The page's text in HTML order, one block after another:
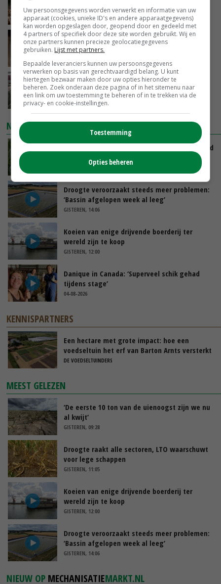
aardappelen
VANDAAG, 09:51
Boterberg zit echt herstel zuivelmarkt in de
weg
‘Door hittegolf is aantal terugkomers bij
zeugen verdubbeld’
VANDAAG, 06:19
NIEUWSTE VIDEO'S
Limburgse mais van Frijns doet het verrassend
VANDAAG, 10:00
Droogte veroorzaakt steeds meer problemen:
‘Bassin afgelopen week al leeg’
GISTEREN, 14:06
Koeien van enige drijvende boerderij ter
wereld zijn te koop
GISTEREN, 12:00
Danique in Canada: ‘Superveel schik gehad
tijdens stage’
04-08-2026
KENNISPARTNERS
Een hectare met grote impact: hoe een
voedseltuin het erf van Barton Arnts versterkt
DE VOEDSELTUINDERS
MEEST GELEZEN
‘De eerste 10 ton van de uienoogst zijn we nu
al kwijt’
GISTEREN, 09:28
Droogte raakt alle sectoren, LTO waarschuwt
voor lege schappen
GISTEREN, 11:05
Koeien van enige drijvende boerderij ter
wereld zijn te koop
GISTEREN, 12:00
Droogte veroorzaakt steeds meer problemen:
‘Bassin afgelopen week al leeg’
GISTEREN, 14:06
NIEUW OP MECHANISATIEMARKT.NL
Uw persoonsgegevens worden verwerkt en informatie van uw
apparaat (cookies, unieke ID's en andere apparaatgegevens)
kan worden opgeslagen door, geopend door en gedeeld met
4 partners of specifiek door deze site worden gebruikt. Wij en
onze partners kunnen precieze geolocatiegegevens
gebruiken. Lijst met partners.
Bepaalde leveranciers kunnen uw persoonsgegevens
verwerken op basis van gerechtvaardigd belang. U kunt
hiertegen bezwaar maken door uw opties hieronder te
beheren. Zoek onderaan deze pagina of in het sitemenu naar
een link om uw toestemming te beheren of in te trekken via de
privacy- en cookie-instellingen.
Toestemming
Opties beheren